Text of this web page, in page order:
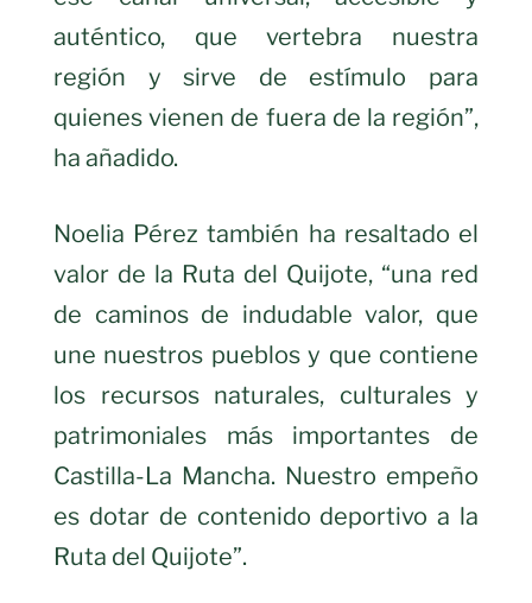
auténtico, que vertebra nuestra
región y sirve de estímulo para
quienes vienen de fuera de la región”,
ha añadido.
Noelia Pérez también ha resaltado el
valor de la Ruta del Quijote, “una red
de caminos de indudable valor, que
une nuestros pueblos y que contiene
los recursos naturales, culturales y
patrimoniales más importantes de
Castilla-La Mancha. Nuestro empeño
es dotar de contenido deportivo a la
Ruta del Quijote”.